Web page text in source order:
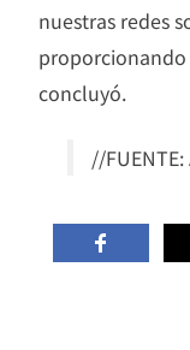
nuestras redes
concluyó.
//